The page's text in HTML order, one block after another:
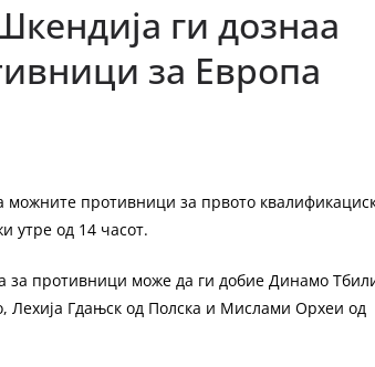
ги дознаа
за Европа
можните противници за првото
утре од 14 часот.
за противници може да ги добие Динамо
Лехија Гдањск од Полска и Мислами Орхеи од